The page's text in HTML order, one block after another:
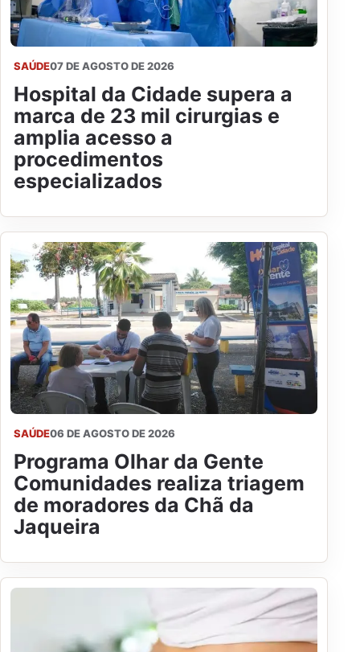
SAÚDE07 DE AGOSTO DE 2026
Hospital da Cidade supera a
marca de 23 mil cirurgias e
amplia acesso a
procedimentos
especializados
SAÚDE06 DE AGOSTO DE 2026
Programa Olhar da Gente
Comunidades realiza triagem
de moradores da Chã da
Jaqueira